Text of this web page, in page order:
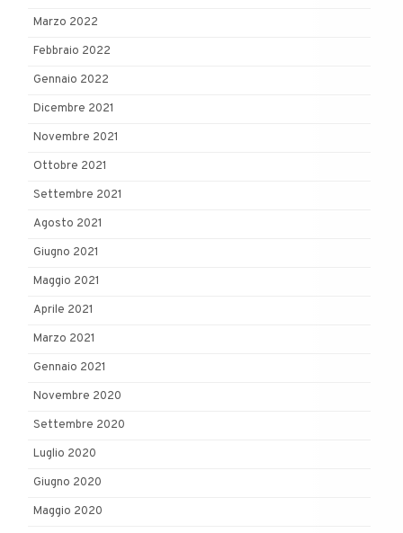
Marzo 2022
Febbraio 2022
Gennaio 2022
Dicembre 2021
Novembre 2021
Ottobre 2021
Settembre 2021
Agosto 2021
Giugno 2021
Maggio 2021
Aprile 2021
Marzo 2021
Gennaio 2021
Novembre 2020
Settembre 2020
Luglio 2020
Giugno 2020
Maggio 2020